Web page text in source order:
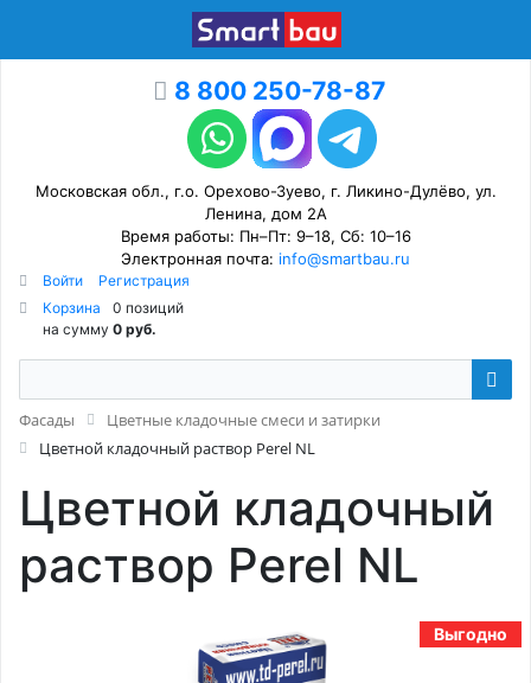
8 800 250-78-87
Московская обл., г.о. Орехово-Зуево, г. Ликино-Дулёво, ул.
Ленина, дом 2А
Время работы: Пн–Пт: 9–18, Сб: 10–16
Электронная почта: info@smartbau.ru
Войти
Регистрация
Корзина
0 позиций
на сумму 0 руб.
Фасады
Цветные кладочные смеси и затирки
Цветной кладочный раствор Perel NL
Цветной кладочный
раствор Perel NL
Выгодно